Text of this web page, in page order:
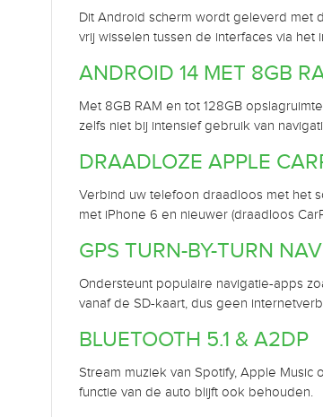
Dit Android scherm wordt geleverd met
vrij wisselen tussen de interfaces via
ANDROID 14 MET 8GB
Met 8GB RAM en tot 128GB
zelfs niet bij intensief gebruik van
DRAADLOZE APPLE
Verbind uw telefoon draadloos met het
met iPhone 6 en nieuwer (draadloos
GPS TURN-BY-TURN
Ondersteunt populaire navigatie-apps
vanaf de SD-kaart, dus geen
BLUETOOTH 5.1 & A2DP
Stream muziek van Spotify, Apple
functie van de auto blijft ook behouden.